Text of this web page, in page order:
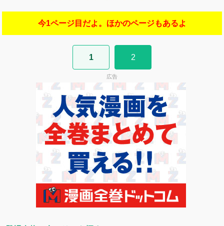
今1ページ目だよ。ほかのページもあるよ
1 2
広告